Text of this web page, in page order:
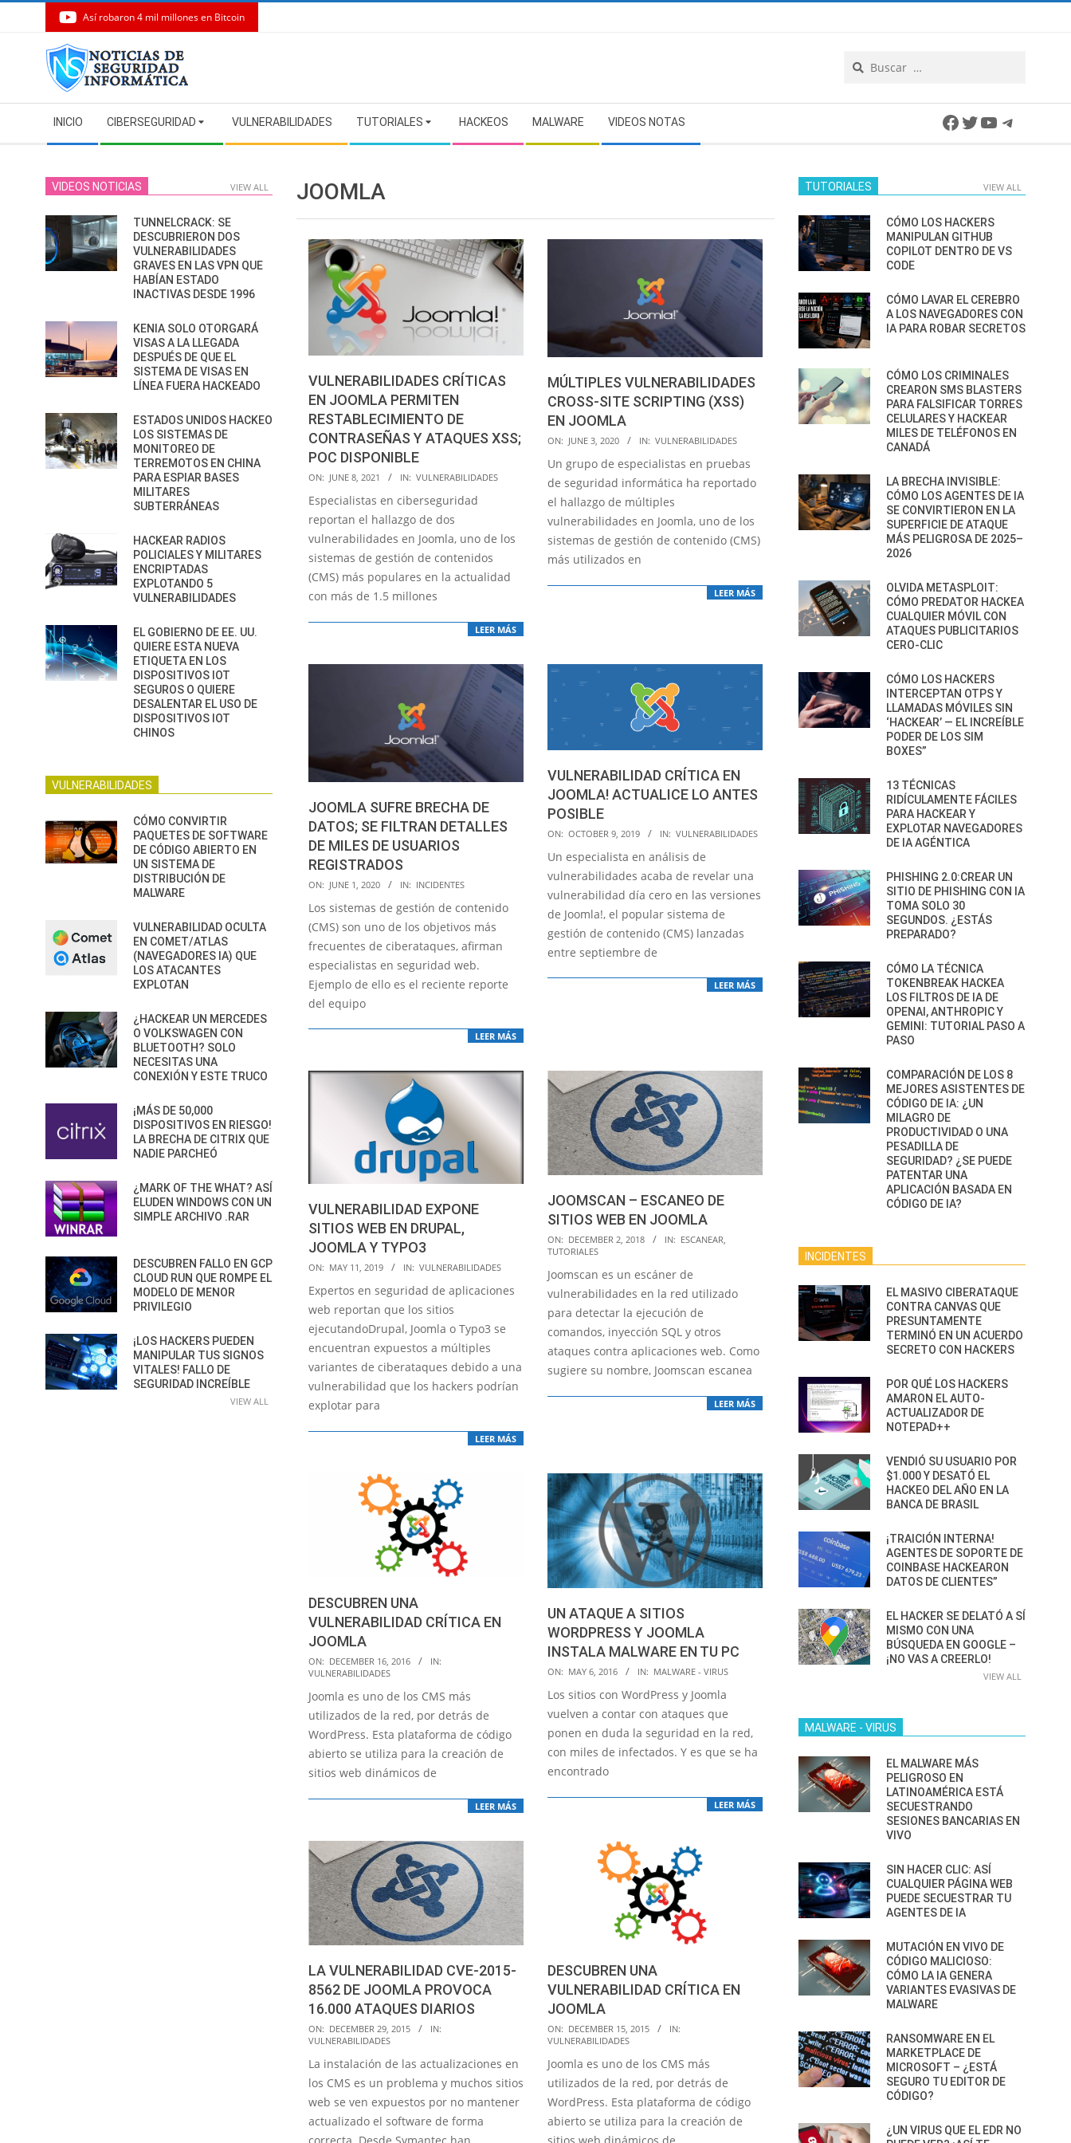
Así robaron 4 mil millones en Bitcoin
Navigation
Menu
INICIO CIBERSEGURIDAD VULNERABILIDADES TUTORIALES HACKEOS MALWARE VIDEOS NOTAS Facebook
Twitter
YouTube
JOOMLA
VULNERABILIDADES CRÍTICAS
EN JOOMLA PERMITEN
RESTABLECIMIENTO DE
CONTRASEÑAS Y ATAQUES XSS;
POC DISPONIBLE
2021-
06-
08
ON: JUNE 8, 2021 IN: VULNERABILIDADES
Especialistas en ciberseguridad
reportan el hallazgo de dos
vulnerabilidades en Joomla, uno de los
sistemas de gestión de contenidos
(CMS) más populares en la actualidad
con más de 1.5 millones
LEER MÁS
MÚLTIPLES VULNERABILIDADES
CROSS-SITE SCRIPTING (XSS)
EN JOOMLA
2020-
06-
03
ON: JUNE 3, 2020 IN: VULNERABILIDADES
Un grupo de especialistas en pruebas
de seguridad informática ha reportado
el hallazgo de múltiples
vulnerabilidades en Joomla, uno de los
sistemas de gestión de contenido (CMS)
más utilizados en
LEER MÁS
JOOMLA SUFRE BRECHA DE
DATOS; SE FILTRAN DETALLES
DE MILES DE USUARIOS
REGISTRADOS
2020-
06-
01
ON: JUNE 1, 2020 IN: INCIDENTES
Los sistemas de gestión de contenido
(CMS) son uno de los objetivos más
frecuentes de ciberataques, afirman
especialistas en seguridad web.
Ejemplo de ello es el reciente reporte
del equipo
LEER MÁS
VULNERABILIDAD CRÍTICA EN
JOOMLA! ACTUALICE LO ANTES
POSIBLE
2019-
10-
ON: OCTOBER 9, 2019 IN: VULNERABILIDADES
Un especialista en análisis de
vulnerabilidades acaba de revelar una
vulnerabilidad día cero en las versiones
de Joomla!, el popular sistema de
gestión de contenido (CMS) lanzadas
entre septiembre de
LEER MÁS
VULNERABILIDAD EXPONE
SITIOS WEB EN DRUPAL,
JOOMLA Y TYPO3
2019-
05-
11
ON: MAY 11, 2019 IN: VULNERABILIDADES
Expertos en seguridad de aplicaciones
web reportan que los sitios
ejecutandoDrupal, Joomla o Typo3 se
encuentran expuestos a múltiples
variantes de ciberataques debido a una
vulnerabilidad que los hackers podrían
explotar para
LEER MÁS
JOOMSCAN – ESCANEO DE
SITIOS WEB EN JOOMLA
2018-
12-
02
ON: DECEMBER 2, 2018 IN: ESCANEAR,
TUTORIALES
Joomscan es un escáner de
vulnerabilidades en la red utilizado
para detectar la ejecución de
comandos, inyección SQL y otros
ataques contra aplicaciones web. Como
sugiere su nombre, Joomscan escanea
LEER MÁS
DESCUBREN UNA
VULNERABILIDAD CRÍTICA EN
JOOMLA
2016-
12-
16
ON: DECEMBER 16, 2016
IN:
VULNERABILIDADES
Joomla es uno de los CMS más
utilizados de la red, por detrás de
WordPress. Esta plataforma de código
abierto se utiliza para la creación de
sitios web dinámicos de
LEER MÁS
UN ATAQUE A SITIOS
WORDPRESS Y JOOMLA
INSTALA MALWARE EN TU PC
2016-
05-
06
ON: MAY 6, 2016 IN: MALWARE - VIRUS
Los sitios con WordPress y Joomla
vuelven a contar con ataques que
ponen en duda la seguridad en la red,
con miles de infectados. Y es que se ha
encontrado
LEER MÁS
LA VULNERABILIDAD CVE-2015-
8562 DE JOOMLA PROVOCA
16.000 ATAQUES DIARIOS
2015-
12-
29
ON: DECEMBER 29, 2015
IN:
VULNERABILIDADES
La instalación de las actualizaciones en
los CMS es un problema y muchos sitios
web se ven expuestos por no mantener
actualizado el software de forma
DESCUBREN UNA
VULNERABILIDAD CRÍTICA EN
JOOMLA
2015-
12-
15
ON: DECEMBER 15, 2015
IN:
VULNERABILIDADES
Joomla es uno de los CMS más
utilizados de la red, por detrás de
WordPress. Esta plataforma de código
abierto se utiliza para la creación de
VIDEOS NOTICIAS VIEW ALL
TUNNELCRACK: SE
DESCUBRIERON DOS
VULNERABILIDADES
GRAVES EN LAS VPN QUE
HABÍAN ESTADO
INACTIVAS DESDE 1996
KENIA SOLO OTORGARÁ
VISAS A LA LLEGADA
DESPUÉS DE QUE EL
SISTEMA DE VISAS EN
LÍNEA FUERA HACKEADO
ESTADOS UNIDOS HACKEO
LOS SISTEMAS DE
MONITOREO DE
TERREMOTOS EN CHINA
PARA ESPIAR BASES
MILITARES
SUBTERRÁNEAS
HACKEAR RADIOS
POLICIALES Y MILITARES
ENCRIPTADAS
EXPLOTANDO 5
VULNERABILIDADES
EL GOBIERNO DE EE. UU.
QUIERE ESTA NUEVA
ETIQUETA EN LOS
DISPOSITIVOS IOT
SEGUROS O QUIERE
DESALENTAR EL USO DE
DISPOSITIVOS IOT
CHINOS
VULNERABILIDADES
CÓMO CONVIRTIR
PAQUETES DE SOFTWARE
DE CÓDIGO ABIERTO EN
UN SISTEMA DE
DISTRIBUCIÓN DE
MALWARE
VULNERABILIDAD OCULTA
EN COMET/ATLAS
(NAVEGADORES IA) QUE
LOS ATACANTES
EXPLOTAN
¿HACKEAR UN MERCEDES
O VOLKSWAGEN CON
BLUETOOTH? SOLO
NECESITAS UNA
CONEXIÓN Y ESTE TRUCO
¡MÁS DE 50,000
DISPOSITIVOS EN RIESGO!
LA BRECHA DE CITRIX QUE
NADIE PARCHEÓ
¿MARK OF THE WHAT? ASÍ
ELUDEN WINDOWS CON UN
SIMPLE ARCHIVO .RAR
DESCUBREN FALLO EN GCP
CLOUD RUN QUE ROMPE EL
MODELO DE MENOR
PRIVILEGIO
¡LOS HACKERS PUEDEN
MANIPULAR TUS SIGNOS
VITALES! FALLO DE
SEGURIDAD INCREÍBLE
VIEW ALL
TUTORIALES VIEW ALL
CÓMO LOS HACKERS
MANIPULAN GITHUB
COPILOT DENTRO DE VS
CODE
CÓMO LAVAR EL CEREBRO
A LOS NAVEGADORES CON
IA PARA ROBAR SECRETOS
CÓMO LOS CRIMINALES
CREARON SMS BLASTERS
PARA FALSIFICAR TORRES
CELULARES Y HACKEAR
MILES DE TELÉFONOS EN
CANADÁ
LA BRECHA INVISIBLE:
CÓMO LOS AGENTES DE IA
SE CONVIRTIERON EN LA
SUPERFICIE DE ATAQUE
MÁS PELIGROSA DE 2025–
2026
OLVIDA METASPLOIT:
CÓMO PREDATOR HACKEA
CUALQUIER MÓVIL CON
ATAQUES PUBLICITARIOS
CERO-CLIC
CÓMO LOS HACKERS
INTERCEPTAN OTPS Y
LLAMADAS MÓVILES SIN
‘HACKEAR’ — EL INCREÍBLE
PODER DE LOS SIM
BOXES”
13 TÉCNICAS
RIDÍCULAMENTE FÁCILES
PARA HACKEAR Y
EXPLOTAR NAVEGADORES
DE IA AGÉNTICA
PHISHING 2.0:CREAR UN
SITIO DE PHISHING CON IA
TOMA SOLO 30
SEGUNDOS. ¿ESTÁS
PREPARADO?
CÓMO LA TÉCNICA
TOKENBREAK HACKEA
LOS FILTROS DE IA DE
OPENAI, ANTHROPIC Y
GEMINI: TUTORIAL PASO A
PASO
COMPARACIÓN DE LOS 8
MEJORES ASISTENTES DE
CÓDIGO DE IA: ¿UN
MILAGRO DE
PRODUCTIVIDAD O UNA
PESADILLA DE
SEGURIDAD? ¿SE PUEDE
PATENTAR UNA
APLICACIÓN BASADA EN
CÓDIGO DE IA?
INCIDENTES
EL MASIVO CIBERATAQUE
CONTRA CANVAS QUE
PRESUNTAMENTE
TERMINÓ EN UN ACUERDO
SECRETO CON HACKERS
POR QUÉ LOS HACKERS
AMARON EL AUTO-
ACTUALIZADOR DE
NOTEPAD++
VENDIÓ SU USUARIO POR
$1.000 Y DESATÓ EL
HACKEO DEL AÑO EN LA
BANCA DE BRASIL
¡TRAICIÓN INTERNA!
AGENTES DE SOPORTE DE
COINBASE HACKEARON
DATOS DE CLIENTES”
EL HACKER SE DELATÓ A SÍ
MISMO CON UNA
BÚSQUEDA EN GOOGLE –
¡NO VAS A CREERLO!
VIEW ALL
MALWARE - VIRUS
EL MALWARE MÁS
PELIGROSO EN
LATINOAMÉRICA ESTÁ
SECUESTRANDO
SESIONES BANCARIAS EN
VIVO
SIN HACER CLIC: ASÍ
CUALQUIER PÁGINA WEB
PUEDE SECUESTRAR TU
AGENTES DE IA
MUTACIÓN EN VIVO DE
CÓDIGO MALICIOSO:
CÓMO LA IA GENERA
VARIANTES EVASIVAS DE
MALWARE
RANSOMWARE EN EL
MARKETPLACE DE
MICROSOFT – ¿ESTÁ
SEGURO TU EDITOR DE
CÓDIGO?
¿UN VIRUS QUE EL EDR NO